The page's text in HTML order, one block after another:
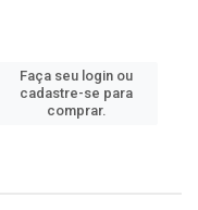
Faça seu login ou
cadastre-se para
comprar.